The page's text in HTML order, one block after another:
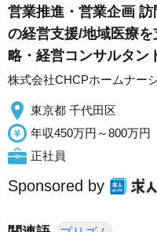
営業推進・営業企画
の経営支援/地域医療
略・経営コンサルタン
株式会社CHCPホームナー
東京都 千代田区
年収450万円～800万円
正社員
Sponsored by